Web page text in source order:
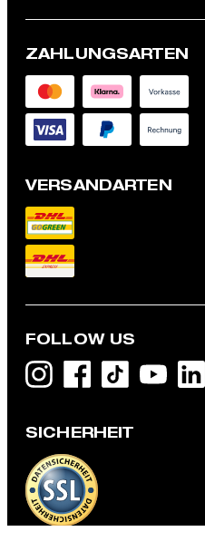
69,95 €
inkl. MwSt
ZAHLUNGSARTEN
VERSANDARTEN
FOLLOW US
SICHERHEIT